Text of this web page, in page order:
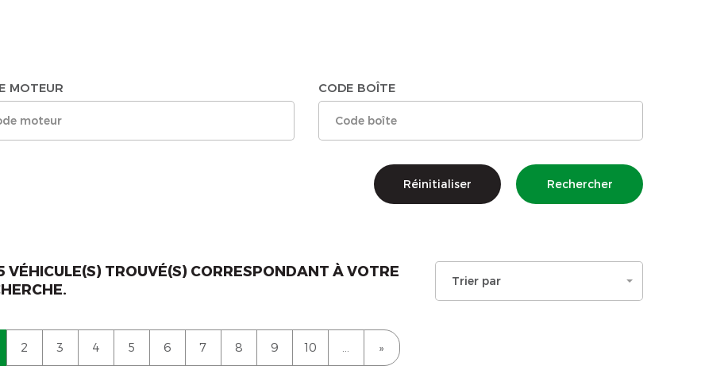
MOTEUR CODE BOÎTE
Réinitialiser Rechercher
VÉHICULE(S) TROUVÉ(S) CORRESPONDANT À VOTRE
Trier par
2 3 4 5 6 7 8 9 10 »